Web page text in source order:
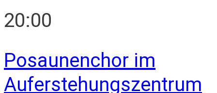
20:00
Posaunenchor im
Auferstehungszentrum